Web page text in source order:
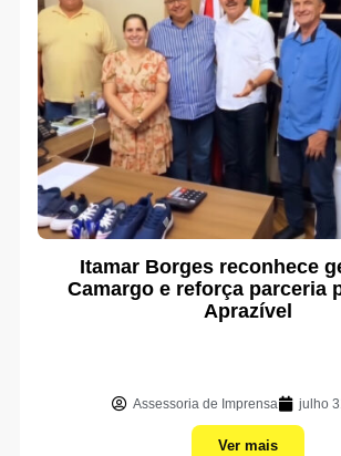
Itamar Borges reconhece
Camargo e reforça parceria
Aprazível
Assessoria de Imprensa julho
Ver mais